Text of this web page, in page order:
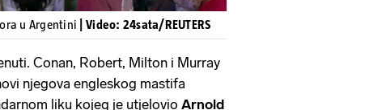
u Argentini | Video: 24sata/REUTERS
Conan, Robert, Milton i Murray
njegova engleskog mastifa
liku kojeg je utjelovio Arnold